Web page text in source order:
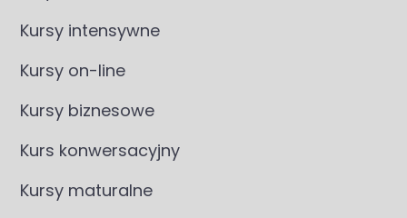
Kursy intensywne
Kursy on-line
Kursy biznesowe
Kurs konwersacyjny
Kursy maturalne